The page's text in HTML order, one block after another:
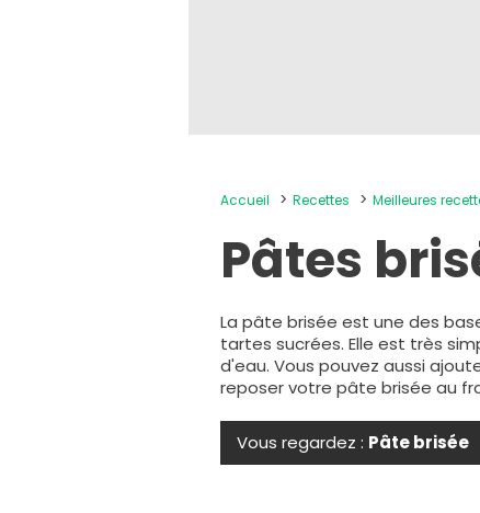
Accueil Recettes Meilleures
Pâtes
La pâte brisée est une des
tartes sucrées. Elle est très
d'eau. Vous pouvez aussi
reposer votre pâte brisée au
Vous regardez : Pâte brisée